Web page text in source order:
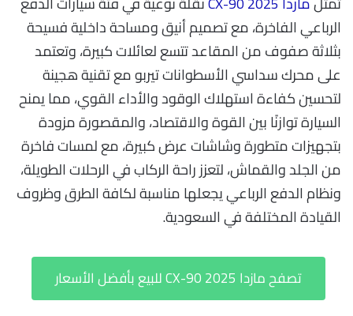
الرباعي الفاخرة، مع تصميم أنيق ومساحة داخلية فسيحة
بثلاثة صفوف من المقاعد تتسع لعائلات كبيرة، وتعتمد
على محرك سداسي الأسطوانات تيربو مع تقنية هجينة
لتحسين كفاءة استهلاك الوقود والأداء القوي، مما يمنح
السيارة توازنًا بين القوة والاقتصاد، والمقصورة مزودة
بتجهيزات متطورة وشاشات عرض كبيرة، مع لمسات فاخرة
من الجلد والقماش، لتعزز راحة الركاب في الرحلات الطويلة،
ونظام الدفع الرباعي يجعلها مناسبة لكافة الطرق وظروف
القيادة المختلفة في السعودية.
تصفح مازدا CX-90 2025 للبيع بأفضل الأسعار